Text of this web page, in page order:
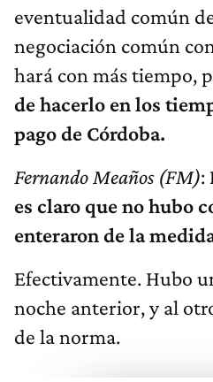
eventualidad común
negociación común
hará con más tiempo,
de hacerlo en los
pago de Córdoba.
Fernando Meaños (FM):
es claro que no hubo
enteraron de la
Efectivamente. Hubo
noche anterior, y al
de la norma.